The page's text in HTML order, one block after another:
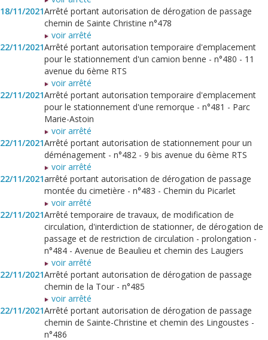
18/11/2021Arrêté portant autorisation de dérogation de passage
chemin de Sainte Christine n°478
voir arrêté
22/11/2021Arrêté portant autorisation temporaire d'emplacement
pour le stationnement d'un camion benne - n°480 - 11
avenue du 6ème RTS
voir arrêté
22/11/2021Arrêté portant autorisation temporaire d'emplacement
pour le stationnement d'une remorque - n°481 - Parc
Marie-Astoin
voir arrêté
22/11/2021Arrêté portant autorisation de stationnement pour un
déménagement - n°482 - 9 bis avenue du 6ème RTS
voir arrêté
22/11/2021arrêté portant autorisation de dérogation de passage
montée du cimetière - n°483 - Chemin du Picarlet
voir arrêté
22/11/2021Arrêté temporaire de travaux, de modification de
circulation, d'interdiction de stationner, de dérogation de
passage et de restriction de circulation - prolongation -
n°484 - Avenue de Beaulieu et chemin des Laugiers
voir arrêté
22/11/2021Arrêté portant autorisation de dérogation de passage
chemin de la Tour - n°485
voir arrêté
22/11/2021Arrêté portant autorisation de dérogation de passage
chemin de Sainte-Christine et chemin des Lingoustes -
n°486